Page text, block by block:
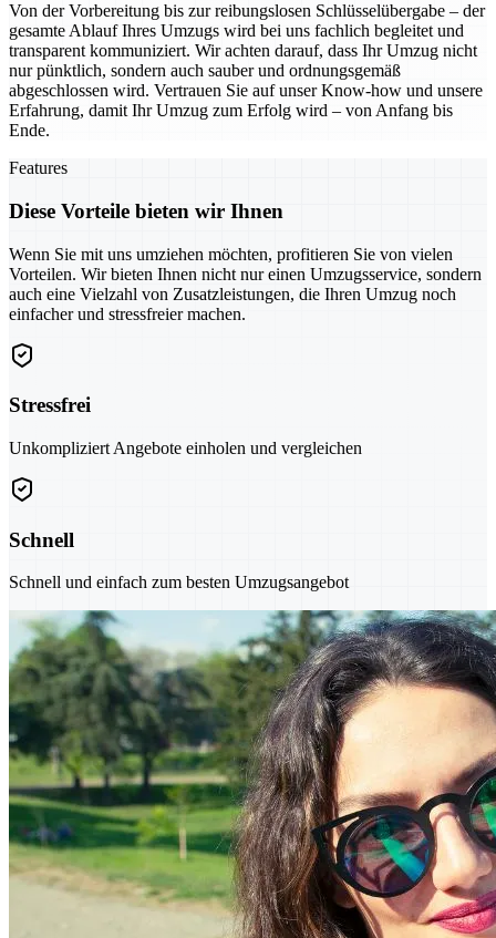
Von der Vorbereitung bis zur reibungslosen Schlüsselübergabe – der
gesamte Ablauf Ihres Umzugs wird bei uns fachlich begleitet und
transparent kommuniziert. Wir achten darauf, dass Ihr Umzug nicht
nur pünktlich, sondern auch sauber und ordnungsgemäß
abgeschlossen wird. Vertrauen Sie auf unser Know-how und unsere
Erfahrung, damit Ihr Umzug zum Erfolg wird – von Anfang bis
Ende.
Features
Diese Vorteile bieten wir Ihnen
Wenn Sie mit uns umziehen möchten, profitieren Sie von vielen
Vorteilen. Wir bieten Ihnen nicht nur einen Umzugsservice, sondern
auch eine Vielzahl von Zusatzleistungen, die Ihren Umzug noch
einfacher und stressfreier machen.
Stressfrei
Unkompliziert Angebote einholen und vergleichen
Schnell
Schnell und einfach zum besten Umzugsangebot